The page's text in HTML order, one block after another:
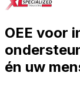
OEE voor
én uw